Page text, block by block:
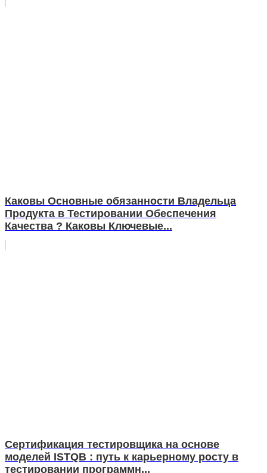
Каковы Основные обязанности Владельца
Продукта в Тестировании Обеспечения
Качества ? Каковы Ключевые...
Сертификация тестировщика на основе
моделей ISTQB : путь к карьерному росту в
тестировании программн...